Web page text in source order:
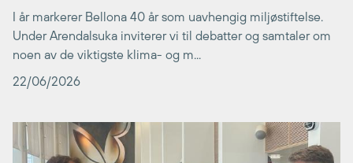
I år markerer Bellona 40 år som uavhengig miljøstiftelse.
Under Arendalsuka inviterer vi til debatter og samtaler om
noen av de viktigste klima- og m...
22/06/2026